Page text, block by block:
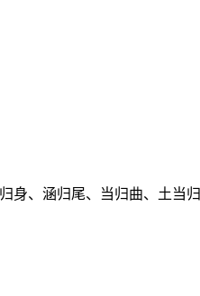
身、涵归尾、当归曲、土当归